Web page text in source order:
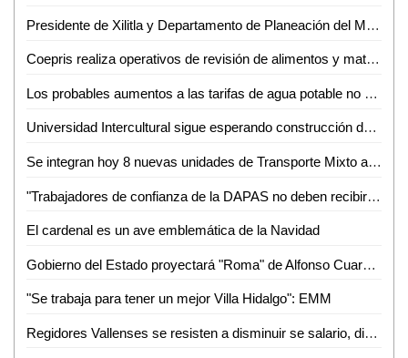
Presidente de Xilitla y Departamento de Planeación del Municipio formalizan integración del COPLADEM
Coepris realiza operativos de revisión de alimentos y matanza de cerdos
Los probables aumentos a las tarifas de agua potable no son responsabilidad de la ASE
Universidad Intercultural sigue esperando construcción de camino por parte del Ayuntamiento
Se integran hoy 8 nuevas unidades de Transporte Mixto a rutas de Valles
"Trabajadores de confianza de la DAPAS no deben recibir aguinaldo, incluyendo a Edgar Sánchez": Alejandro Ballesteros
El cardenal es un ave emblemática de la Navidad
Gobierno del Estado proyectará "Roma" de Alfonso Cuarón en la Cineteca Alameda
"Se trabaja para tener un mejor Villa Hidalgo": EMM
Regidores Vallenses se resisten a disminuir se salario, dicen que legalmente no se puede